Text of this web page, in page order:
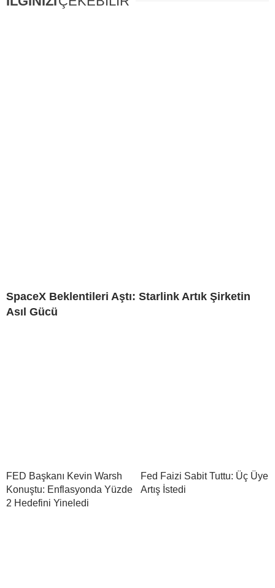
SpaceX Beklentileri Aştı: Starlink Artık Şirketin
Asıl Gücü
FED Başkanı Kevin Warsh
Konuştu: Enflasyonda Yüzde
2 Hedefini Yineledi
Fed Faizi Sabit Tuttu: Üç Üye
Artış İstedi